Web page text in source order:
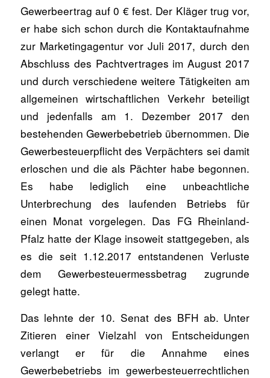
Gewerbeertrag auf 0 € fest. Der Kläger trug vor,
er habe sich schon durch die Kontaktaufnahme
zur Marketingagentur vor Juli 2017, durch den
Abschluss des Pachtvertrages im August 2017
und durch verschiedene weitere Tätigkeiten am
allgemeinen wirtschaftlichen Verkehr beteiligt
und jedenfalls am 1. Dezember 2017 den
bestehenden Gewerbebetrieb übernommen. Die
Gewerbesteuerpflicht des Verpächters sei damit
erloschen und die als Pächter habe begonnen.
Es habe lediglich eine unbeachtliche
Unterbrechung des laufenden Betriebs für
einen Monat vorgelegen. Das FG Rheinland-
Pfalz hatte der Klage insoweit stattgegeben, als
es die seit 1.12.2017 entstandenen Verluste
dem Gewerbesteuermessbetrag zugrunde
gelegt hatte.
Das lehnte der 10. Senat des BFH ab. Unter
Zitieren einer Vielzahl von Entscheidungen
verlangt er für die Annahme eines
Gewerbebetriebs im gewerbesteuerrechtlichen